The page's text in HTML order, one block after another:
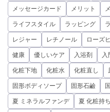
メッセージカード メリット
ライフスタイル ラッピング
レジャー レチノール ローズ
健康 優しいケア 入浴剤 入
化粧下地 化粧水 化粧直し
固形ボディソープ 固形石鹼
夏 ミネラルファンデ 夏 化粧持ち